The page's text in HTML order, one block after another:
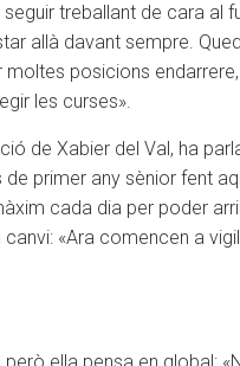
treballant de cara al
allà davant sempre.
moltes posicions
les curses».
de Xabier del Val, ha
primer any sènior fent
cada dia per poder
«Ara comencen a